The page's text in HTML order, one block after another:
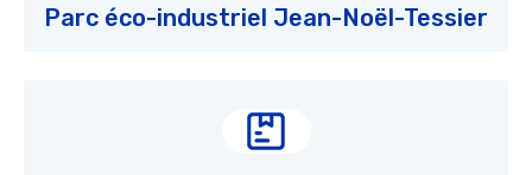
Parc éco-industriel Jean-Noël-Tessier